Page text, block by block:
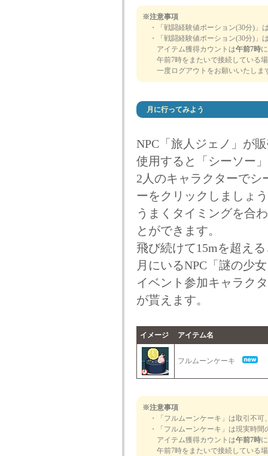
※注意事項
・「戦闘経験値ポーション(30分)」
・「戦闘経験値ポーション(30分)」
アイテム獲得カウントは午前7時
午前7時をまたいで接続している場
一度ログアウトをお願いいたしま
月に行ってみよう
NPC「旅人ジェノ」が
使用すると「シーソー
2人のキャラクターでシ
ーをクリックしましょ
うまくタイミングを合
とができます。
飛び続けて15mを超え
月にいるNPC「謎の少
イベント参加キャラク
が貰えます。
イメージ アイテム名
フルムーンケーキ
※注意事項
・「フルムーンケーキ」は取引不可
・「フルムーンケーキ」は現実時間
アイテム獲得カウントは午前7時
午前7時をまたいで接続している場